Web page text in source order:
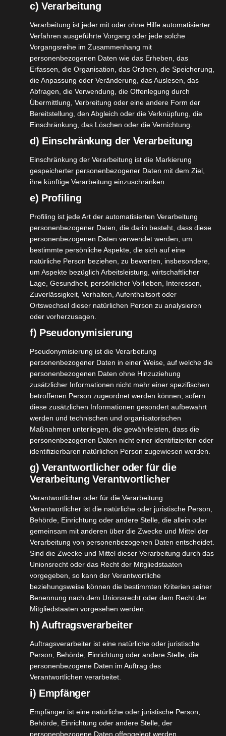
Persil Color-und Universal Pulver
[WERBUNG] Persil Color-und Universal Pulver Ich
wasche schon wirklich sehr lange nur mit Pods
oder Flüssigwaschmittel. Als man sich
bei @trnd_dach für die Persil Kampagne bewerben
konnte, habe ich mich sofort für das Pulver Paket
Zewa Wisch&Weg
[WERBUNG] Zewa Wisch&Weg Da merkt man mal
wieder, dass so manches Markenprodukt qualitativ
doch einfach besser ist, wie günstigere
Alternativen. Ich kaufe Küchentücher bisher
eigentlich immer NoName.
Durch @influenster konnte ich die Zewa
Wisch&Weg Küchentücher testen und mich selbst
von [...]
Die Kneipp Frühjahrsneuheiten 2026
[WERBUNG] Die Kneipp Frühjahrsneuheiten 2026
Gerade kam mein Paket an mit wiedereinmal so
tollen Frühjahrsneuheiten
von @kneipp_deutschland . Das ist schon mal so
c) Verarbeitung
Verarbeitung ist jeder mit oder ohne Hilfe automatisierter
Verfahren ausgeführte Vorgang oder jede solche
Vorgangsreihe im Zusammenhang mit
personenbezogenen Daten wie das Erheben, das
Erfassen, die Organisation, das Ordnen, die Speicherung,
die Anpassung oder Veränderung, das Auslesen, das
Abfragen, die Verwendung, die Offenlegung durch
Übermittlung, Verbreitung oder eine andere Form der
Bereitstellung, den Abgleich oder die Verknüpfung, die
Einschränkung, das Löschen oder die Vernichtung.
d) Einschränkung der Verarbeitung
Einschränkung der Verarbeitung ist die Markierung
gespeicherter personenbezogener Daten mit dem Ziel,
ihre künftige Verarbeitung einzuschränken.
e) Profiling
Profiling ist jede Art der automatisierten Verarbeitung
personenbezogener Daten, die darin besteht, dass diese
personenbezogenen Daten verwendet werden, um
bestimmte persönliche Aspekte, die sich auf eine
natürliche Person beziehen, zu bewerten, insbesondere,
um Aspekte bezüglich Arbeitsleistung, wirtschaftlicher
Lage, Gesundheit, persönlicher Vorlieben, Interessen,
Zuverlässigkeit, Verhalten, Aufenthaltsort oder
Ortswechsel dieser natürlichen Person zu analysieren
oder vorherzusagen.
f) Pseudonymisierung
Pseudonymisierung ist die Verarbeitung
personenbezogener Daten in einer Weise, auf welche die
personenbezogenen Daten ohne Hinzuziehung
zusätzlicher Informationen nicht mehr einer spezifischen
betroffenen Person zugeordnet werden können, sofern
diese zusätzlichen Informationen gesondert aufbewahrt
werden und technischen und organisatorischen
Maßnahmen unterliegen, die gewährleisten, dass die
personenbezogenen Daten nicht einer identifizierten oder
identifizierbaren natürlichen Person zugewiesen werden.
g) Verantwortlicher oder für die
Verarbeitung Verantwortlicher
Verantwortlicher oder für die Verarbeitung
Verantwortlicher ist die natürliche oder juristische Person,
Behörde, Einrichtung oder andere Stelle, die allein oder
gemeinsam mit anderen über die Zwecke und Mittel der
Verarbeitung von personenbezogenen Daten entscheidet.
Sind die Zwecke und Mittel dieser Verarbeitung durch das
Unionsrecht oder das Recht der Mitgliedstaaten
vorgegeben, so kann der Verantwortliche
beziehungsweise können die bestimmten Kriterien seiner
Benennung nach dem Unionsrecht oder dem Recht der
Mitgliedstaaten vorgesehen werden.
h) Auftragsverarbeiter
Auftragsverarbeiter ist eine natürliche oder juristische
Person, Behörde, Einrichtung oder andere Stelle, die
personenbezogene Daten im Auftrag des
Verantwortlichen verarbeitet.
i) Empfänger
Empfänger ist eine natürliche oder juristische Person,
Behörde, Einrichtung oder andere Stelle, der
personenbezogene Daten offengelegt werden,